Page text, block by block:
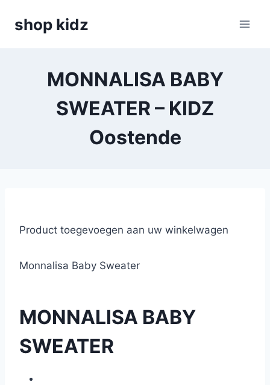
shop kidz
MONNALISA BABY
SWEATER – KIDZ
Oostende
Product toegevoegen aan uw winkelwagen
Monnalisa Baby Sweater
MONNALISA BABY
SWEATER